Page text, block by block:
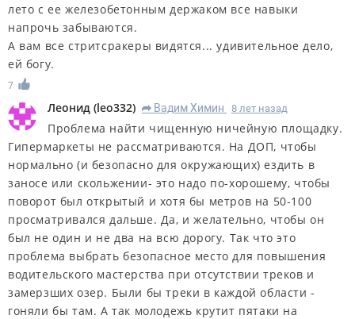
лето с ее железобетонным держаком все навыки
напрочь забываются.
А вам все стритсракеры видятся... удивительное дело,
ей богу.
7
Леонид (leo332) R Вадим Химин 8 лет назад
Проблема найти чищенную ничейную площадку.
Гипермаркеты не рассматриваются. На ДОП, чтобы
нормально (и безопасно для окружающих) ездить в
заносе или скольжении- это надо по-хорошему, чтобы
поворот был открытый и хотя бы метров на 50-100
просматривался дальше. Да, и желательно, чтобы он
был не один и не два на всю дорогу. Так что это
проблема выбрать безопасное место для повышения
водительского мастерства при отсутствии треков и
замерзших озер. Были бы треки в каждой области -
гоняли бы там. А так молодежь крутит пятаки на